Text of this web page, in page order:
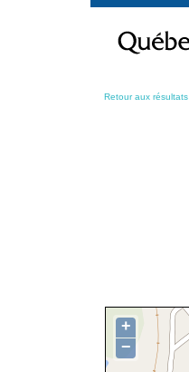
contenu
Retour aux résultats
+
−